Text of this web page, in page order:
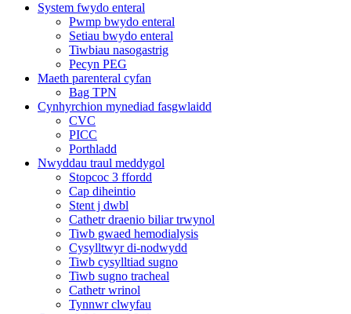
System fwydo enteral
Pwmp bwydo enteral
Setiau bwydo enteral
Tiwbiau nasogastrig
Pecyn PEG
Maeth parenteral cyfan
Bag TPN
Cynhyrchion mynediad fasgwlaidd
CVC
PICC
Porthladd
Nwyddau traul meddygol
Stopcoc 3 ffordd
Cap diheintio
Stent j dwbl
Cathetr draenio biliar trwynol
Tiwb gwaed hemodialysis
Cysylltwyr di-nodwydd
Tiwb cysylltiad sugno
Tiwb sugno tracheal
Cathetr wrinol
Tynnwr clwyfau